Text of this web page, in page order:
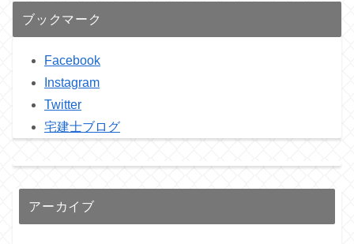
ブックマーク
Facebook
Instagram
Twitter
宅建士ブログ
アーカイブ